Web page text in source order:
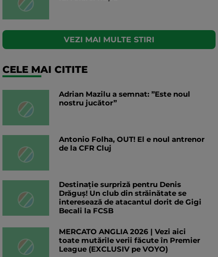
VEZI MAI MULTE STIRI
CELE MAI CITITE
Adrian Mazilu a semnat: ”Este noul
nostru jucător”
Antonio Folha, OUT! El e noul antrenor
de la CFR Cluj
Destinație surpriză pentru Denis
Drăguș! Un club din străinătate se
interesează de atacantul dorit de Gigi
Becali la FCSB
MERCATO ANGLIA 2026 | Vezi aici
toate mutările verii făcute în Premier
League (EXCLUSIV pe VOYO)